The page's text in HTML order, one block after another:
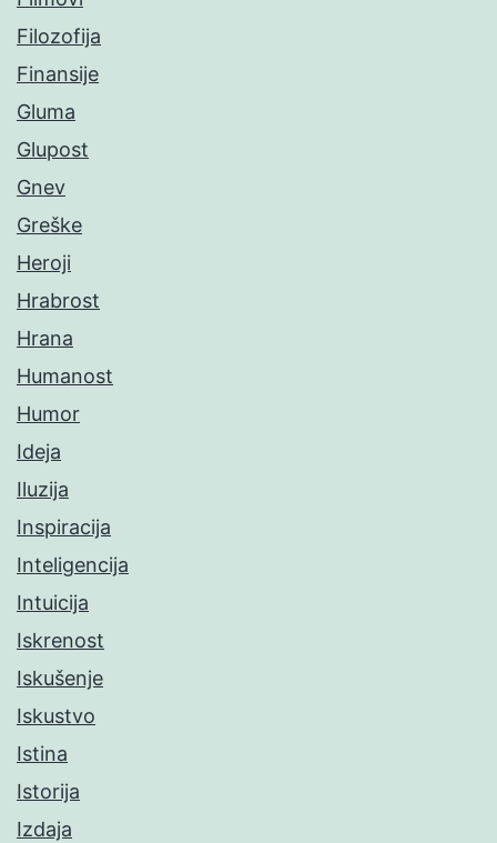
Filozofija
Finansije
Gluma
Glupost
Gnev
Greške
Heroji
Hrabrost
Hrana
Humanost
Humor
Ideja
Iluzija
Inspiracija
Inteligencija
Intuicija
Iskrenost
Iskušenje
Iskustvo
Istina
Istorija
Izdaja